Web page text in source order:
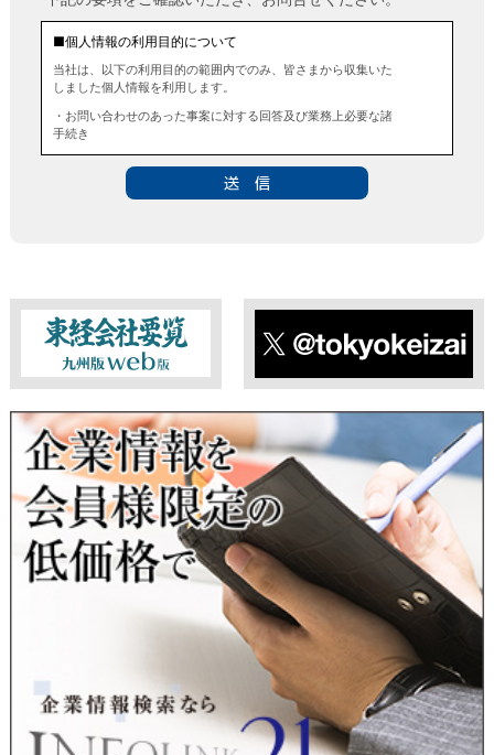
■個人情報の利用目的について
当社は、以下の利用目的の範囲内でのみ、皆さまから収集いた
しました個人情報を利用します。
・お問い合わせのあった事案に対する回答及び業務上必要な諸
手続き
■個人情報の第三者提供について
■ 個人情報提供の任意性及び留意点
個人情報のご提供は任意ですが、必要な個人情報をご提供いた
だけなかった場合は、上記利用目的を達成できない場合があり
ますのでご了承ください。
当社は、本人が自己の個人情報について、通知・開示・訂正・
追加・削除・利用停止・提供停止の希望がございましたら、本
人または代理人の請求応じて、個人データの通知・開示・訂
正・追加・削除・利用停止・提供停止の請求に応じます。
受付方法は、本人確認資料（運転免許証、パスポート何れかの
コピー）、「個人情報取扱申請書」「委任状」（代理人による
申請の場合のみ必要となります）を当社宛にお送り下さい。
＜個人情報保護に関するお問合せ・相談窓口＞
〒802-0004 北九州市小倉北区鍛冶町2丁目5-11（第一東経ビ
フリーダイヤル 0120-55-9986
受付時間 平日9：00～17：00
東経会社要覧web版 X